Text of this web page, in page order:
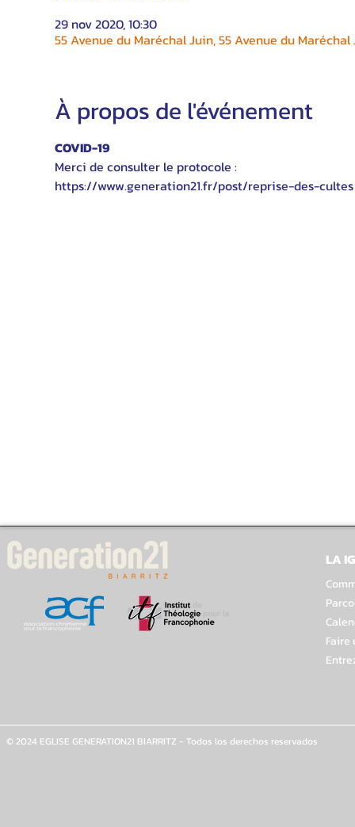
29 nov 2020, 10:30
55 Avenue du Maréchal Juin, 55 Avenue du
À propos de l'événement
COVID-19
Merci de consulter le protocole :
https://www.generation21.fr/post/reprise-des-cultes
LA
Faire
© 2024 EGLISE GENERATION21 BIARRITZ - Todos los derechos reservados